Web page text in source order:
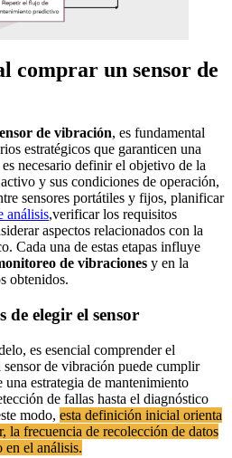
comprar un sensor de
de vibración, es fundamental
estratégicos que garanticen una
necesario definir el objetivo de la
y sus condiciones de operación,
sensores portátiles y fijos, planificar
análisis,verificar los requisitos
aspectos relacionados con la
Cada una de estas etapas influye
de vibraciones y en la
obtenidos.
de elegir el sensor
es esencial comprender el
sensor de vibración puede cumplir
estrategia de mantenimiento
de fallas hasta el diagnóstico
modo, esta definición inicial orienta
la frecuencia de recolección de datos
el análisis.